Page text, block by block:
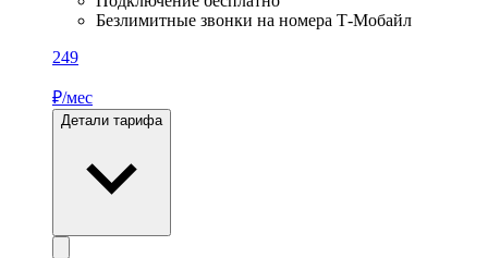
Безлимитные звонки на номера Т-Мобайл
249
₽/мес
Детали тарифа